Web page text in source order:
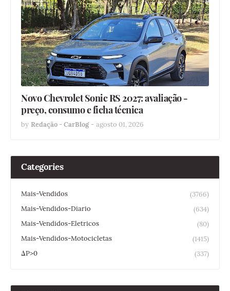
Novo Chevrolet Sonic RS 2027: avaliação -
preço, consumo e ficha técnica
by Redação - CarBlog - agosto 01, 2026
Categories
Mais-Vendidos
(3766)
Mais-Vendidos-Diario
(634)
Mais-Vendidos-Eletricos
(80)
Mais-Vendidos-Motocicletas
(1415)
ΔP>0
(337)